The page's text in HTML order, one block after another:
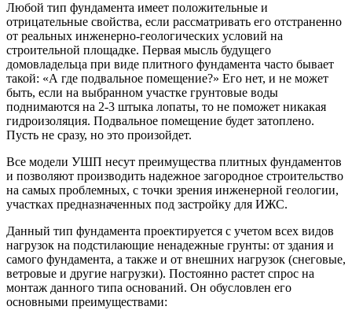
Любой тип фундамента имеет положительные и
отрицательные свойства, если рассматривать его отстраненно
от реальных инженерно-геологических условий на
строительной площадке. Первая мысль будущего
домовладельца при виде плитного фундамента часто бывает
такой: «А где подвальное помещение?» Его нет, и не может
быть, если на выбранном участке грунтовые воды
поднимаются на 2-3 штыка лопаты, то не поможет никакая
гидроизоляция. Подвальное помещение будет затоплено.
Пусть не сразу, но это произойдет.
Все модели УШП несут преимущества плитных фундаментов
и позволяют производить надежное загородное строительство
на самых проблемных, с точки зрения инженерной геологии,
участках предназначенных под застройку для ИЖС.
Данный тип фундамента проектируется с учетом всех видов
нагрузок на подстилающие ненадежные грунты: от здания и
самого фундамента, а также и от внешних нагрузок (снеговые,
ветровые и другие нагрузки). Постоянно растет спрос на
монтаж данного типа оснований. Он обусловлен его
основными преимуществами: